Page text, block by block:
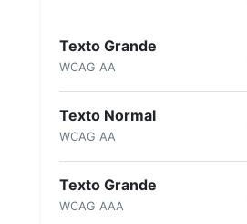
Texto Grande
WCAG AA
Texto Normal
WCAG AA
Texto Grande
WCAG AAA